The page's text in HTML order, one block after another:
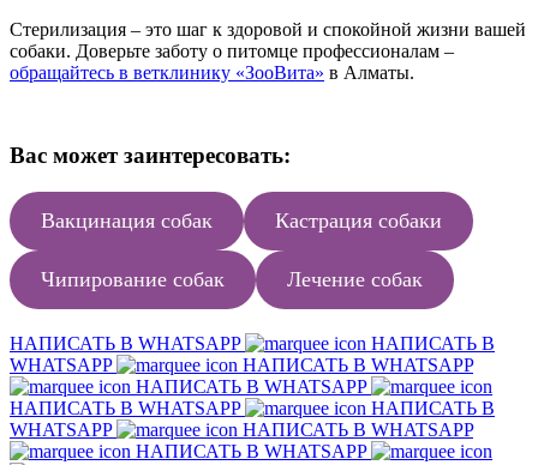
Стерилизация – это шаг к здоровой и спокойной жизни вашей
собаки. Доверьте заботу о питомце профессионалам –
обращайтесь в ветклинику «ЗооВита» в Алматы.
Вас может заинтересовать:
Вакцинация собак Кастрация собаки
Чипирование собак Лечение собак
НАПИСАТЬ В WHATSAPP
НАПИСАТЬ В
WHATSAPP
НАПИСАТЬ В WHATSAPP
НАПИСАТЬ В WHATSAPP
НАПИСАТЬ В WHATSAPP
НАПИСАТЬ В
WHATSAPP
НАПИСАТЬ В WHATSAPP
НАПИСАТЬ В WHATSAPP